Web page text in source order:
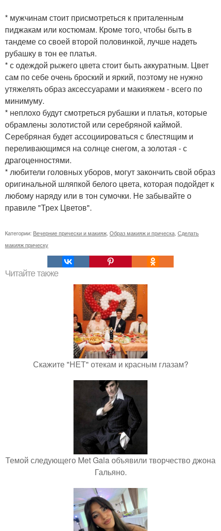
* мужчинам стоит присмотреться к приталенным
пиджакам или костюмам. Кроме того, чтобы быть в
тандеме со своей второй половинкой, лучше надеть
рубашку в тон ее платья.
* с одеждой рыжего цвета стоит быть аккуратным. Цвет
сам по себе очень броский и яркий, поэтому не нужно
утяжелять образ аксессуарами и макияжем - всего по
минимуму.
* неплохо будут смотреться рубашки и платья, которые
обрамлены золотистой или серебряной каймой.
Серебряная будет ассоциироваться с блестящим и
переливающимся на солнце снегом, а золотая - с
драгоценностями.
* любители головных уборов, могут закончить свой образ
оригинальной шляпкой белого цвета, которая подойдет к
любому наряду или в тон сумочки. Не забывайте о
правиле "Трех Цветов".
Категории: Вечерние прически и макияж Образ макияж и прическа Сделать
макияж прическу
Читайте также
Скажите "НЕТ" отекам и красным глазам?
Темой следующего Met Gala объявили творчество джона
Гальяно.